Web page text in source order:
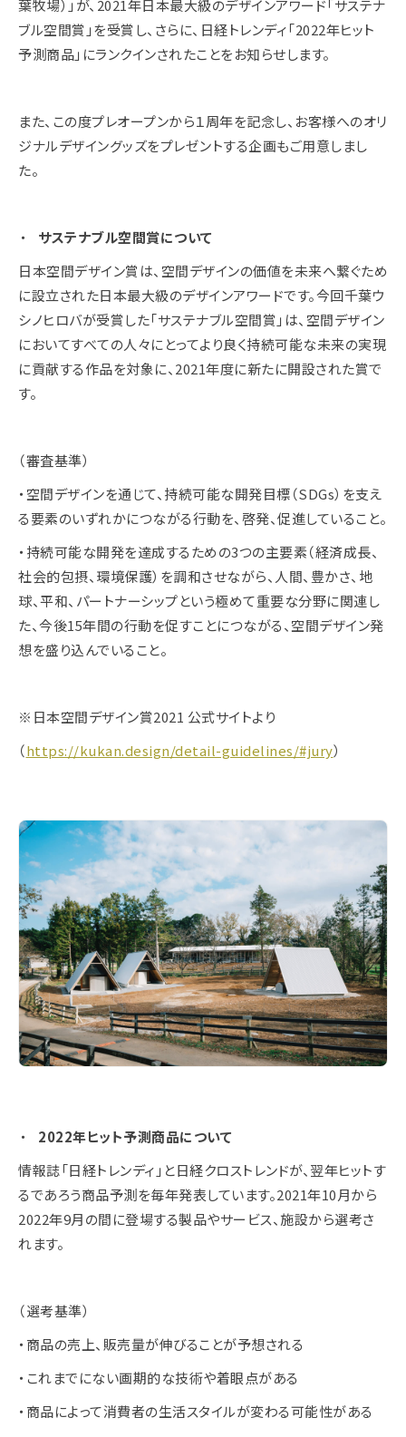
葉牧場） 」が、2021年日本最大級のデザインアワード「サステナ
ブル空間賞」を受賞し、さらに、日経トレンディ「2022年ヒット
予測商品」にランクインされたことをお知らせします。
また、この度プレオープンから１周年を記念し、お客様へのオリ
ジナルデザイングッズをプレゼントする企画もご用意しまし
た。
サステナブル空間賞について
日本空間デザイン賞は、空間デザインの価値を未来へ繋ぐため
に設立された日本最大級のデザインアワードです。今回千葉ウ
シノヒロバが受賞した「サステナブル空間賞」は、空間デザイン
においてすべての人々にとってより良く持続可能な未来の実現
に貢献する作品を対象に、2021年度に新たに開設された賞で
す。
（審査基準）
・空間デザインを通じて、持続可能な開発目標（SDGs）を支え
る要素のいずれかにつながる行動を、啓発、促進していること。
・持続可能な開発を達成するための3つの主要素（経済成長、
社会的包摂、環境保護）を調和させながら、人間、豊かさ、地
球、平和、パートナーシップという極めて重要な分野に関連し
た、今後15年間の行動を促すことにつながる、空間デザイン発
想を盛り込んでいること。
※日本空間デザイン賞2021 公式サイトより
（https://kukan.design/detail-guidelines/#jury）
2022年ヒット予測商品について
情報誌「日経トレンディ」と日経クロストレンドが、翌年ヒットす
るであろう商品予測を毎年発表しています。2021年10月から
2022年9月の間に登場する製品やサービス、施設から選考さ
れます。
（選考基準）
・商品の売上、販売量が伸びることが予想される
・これまでにない画期的な技術や着眼点がある
・商品によって消費者の生活スタイルが変わる可能性がある